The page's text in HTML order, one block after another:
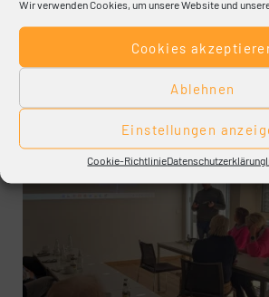
Wir verwenden Cookies, um unsere Website und
Cookies
Ablehnen
Einstellungen
Cookie-RichtlinieDatenschutzerklärung